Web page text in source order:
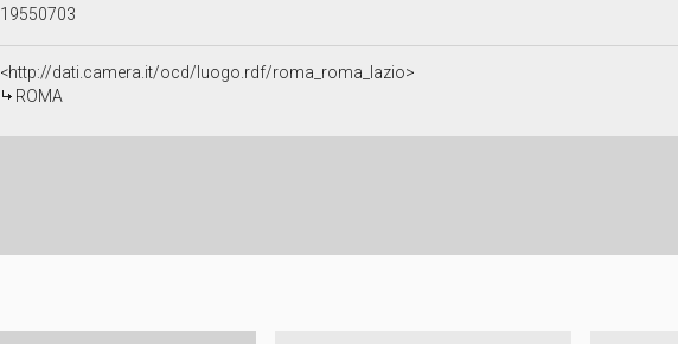
19550703
<http://dati.camera.it/ocd/luogo.rdf/roma_roma_lazio>
ROMA